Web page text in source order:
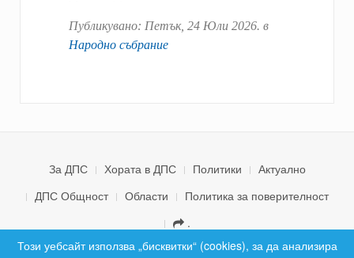
Публикувано: Петък, 24 Юли 2026. в
Народно събрание
За ДПС Хората в ДПС Политики
Актуално
ДПС Общност
Области
Политика за поверителност
.
© 2026 ДПС България. Всички права запазени.
Този уебсайт използва „бисквитки“ (cookies), за да анализира